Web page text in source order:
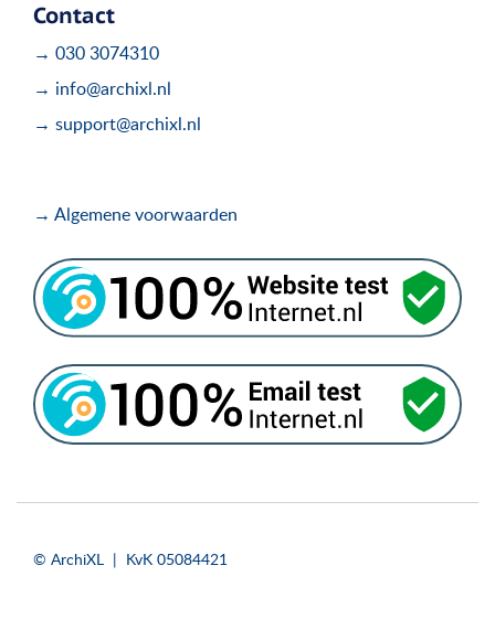
Contact
→ 030 3074310
→ info@archixl.nl
→ support@archixl.nl
→ Algemene voorwaarden
© ArchiXL | KvK 05084421